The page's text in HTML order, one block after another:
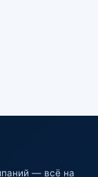
— всё на